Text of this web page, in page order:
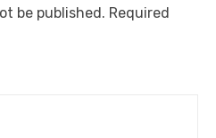
be published. Required